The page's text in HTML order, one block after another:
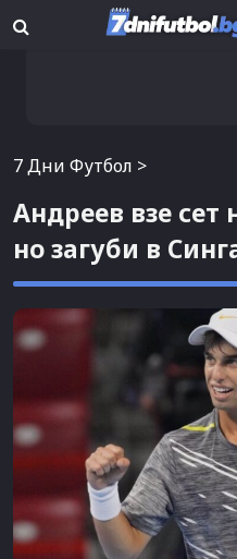
7 Дни Футбол >
Андреев взе сет
но загуби в